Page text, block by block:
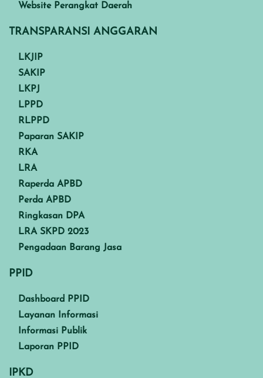
Website Perangkat Daerah
TRANSPARANSI ANGGARAN
LKJIP
SAKIP
LKPJ
LPPD
RLPPD
Paparan SAKIP
RKA
LRA
Raperda APBD
Perda APBD
Ringkasan DPA
LRA SKPD 2023
Pengadaan Barang Jasa
PPID
Dashboard PPID
Layanan Informasi
Informasi Publik
Laporan PPID
IPKD